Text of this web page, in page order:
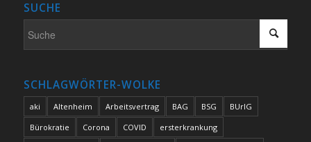
SUCHE
SCHLAGWÖRTER-WOLKE
aki Altenheim Arbeitsvertrag BAG BSG
BUrlG
Bürokratie
Corona COVID
ersterkrankung